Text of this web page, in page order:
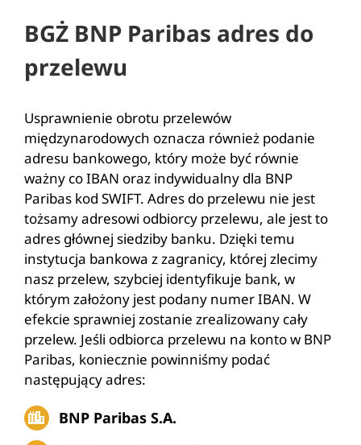
BGŻ BNP Paribas adres do
przelewu
Usprawnienie obrotu przelewów
międzynarodowych oznacza również podanie
adresu bankowego, który może być równie
ważny co IBAN oraz indywidualny dla BNP
Paribas kod SWIFT. Adres do przelewu nie jest
tożsamy adresowi odbiorcy przelewu, ale jest to
adres głównej siedziby banku. Dzięki temu
instytucja bankowa z zagranicy, której zlecimy
nasz przelew, szybciej identyfikuje bank, w
którym założony jest podany numer IBAN. W
efekcie sprawniej zostanie zrealizowany cały
przelew. Jeśli odbiorca przelewu na konto w BNP
Paribas, koniecznie powinniśmy podać
następujący adres:
BNP Paribas S.A.